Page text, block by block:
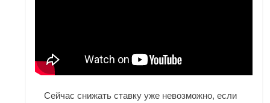
Сейчас снижать ставку уже невозможно, если